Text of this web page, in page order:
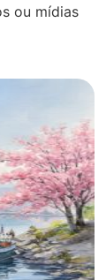
ou mídias